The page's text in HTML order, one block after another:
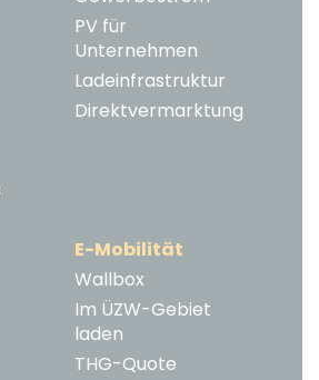
PV für
Unternehmen
Ladeinfrastruktur
Direktvermarktung
E-Mobilität
Wallbox
Im ÜZW-Gebiet
laden
THG-Quote